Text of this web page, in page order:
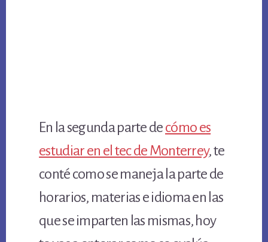
En la segunda parte decómo es
estudiar en el tec de Monterrey, te
conté como se maneja la parte de
horarios, materias e idioma en las
que se imparten las mismas, hoy